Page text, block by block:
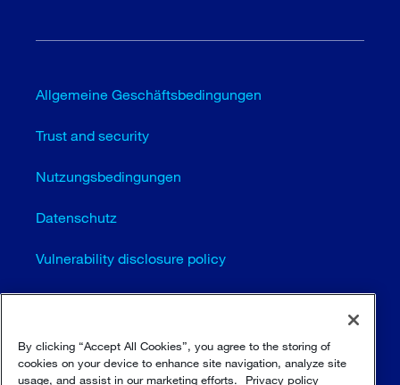
Allgemeine Geschäftsbedingungen
Trust and security
Nutzungsbedingungen
Datenschutz
Vulnerability disclosure policy
Cookie-Einstellungen (EN)
Seitenübersicht
By clicking “Accept All Cookies”, you agree to the storing of
cookies on your device to enhance site navigation, analyze site
usage, and assist in our marketing efforts.
Privacy policy